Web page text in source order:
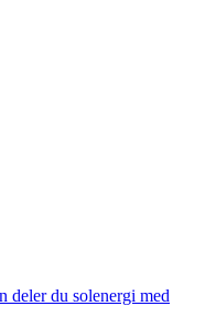
deler du solenergi med